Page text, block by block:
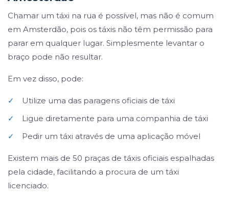
Chamar um táxi na rua é possível, mas não é comum
em Amsterdão, pois os táxis não têm permissão para
parar em qualquer lugar. Simplesmente levantar o
braço pode não resultar.
Em vez disso, pode:
✓
Utilize uma das paragens oficiais de táxi
✓
Ligue diretamente para uma companhia de táxi
✓
Pedir um táxi através de uma aplicação móvel
Existem mais de 50 praças de táxis oficiais espalhadas
pela cidade, facilitando a procura de um táxi
licenciado.